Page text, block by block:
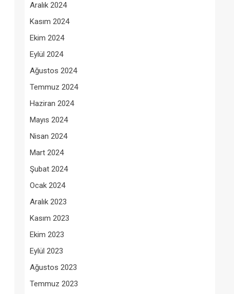
Aralık 2024
Kasım 2024
Ekim 2024
Eylül 2024
Ağustos 2024
Temmuz 2024
Haziran 2024
Mayıs 2024
Nisan 2024
Mart 2024
Şubat 2024
Ocak 2024
Aralık 2023
Kasım 2023
Ekim 2023
Eylül 2023
Ağustos 2023
Temmuz 2023